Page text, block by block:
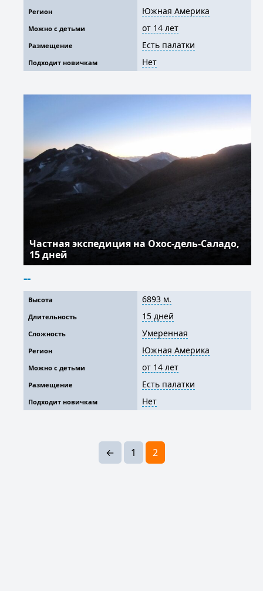
Регион Южная Америка
Можно с детьми от 14 лет
Размещение Есть палатки
Подходит новичкам Нет
Частная экспедиция на Охос-дель-Саладо,
15 дней
--
Высота 6893 м.
Длительность 15 дней
Сложность Умеренная
Регион Южная Америка
Можно с детьми от 14 лет
Размещение Есть палатки
Подходит новичкам Нет
← 1 2